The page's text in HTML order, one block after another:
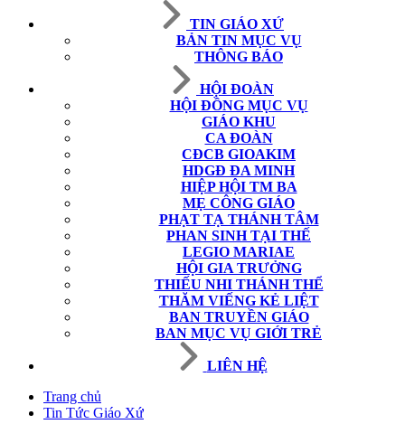
TIN GIÁO XỨ
BẢN TIN MỤC VỤ
THÔNG BÁO
HỘI ĐOÀN
HỘI ĐỒNG MỤC VỤ
GIÁO KHU
CA ĐOÀN
CĐCB GIOAKIM
HDGĐ ĐA MINH
HIỆP HỘI TM BA
MẸ CÔNG GIÁO
PHẠT TẠ THÁNH TÂM
PHAN SINH TẠI THẾ
LEGIO MARIAE
HỘI GIA TRƯỞNG
THIẾU NHI THÁNH THỂ
THĂM VIẾNG KẺ LIỆT
BAN TRUYỀN GIÁO
BAN MỤC VỤ GIỚI TRẺ
LIÊN HỆ
Trang chủ
Tin Tức Giáo Xứ